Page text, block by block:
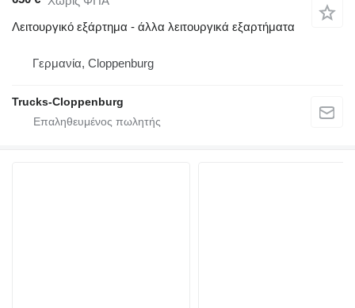
Λειτουργικό εξάρτημα - άλλα λειτουργικά εξαρτήματα
Γερμανία, Cloppenburg
Trucks-Cloppenburg